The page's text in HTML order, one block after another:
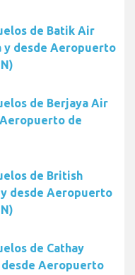
de Batik Air
y desde Aeropuerto
de Berjaya Air
de
de British
desde Aeropuerto
de Cathay
desde Aeropuerto